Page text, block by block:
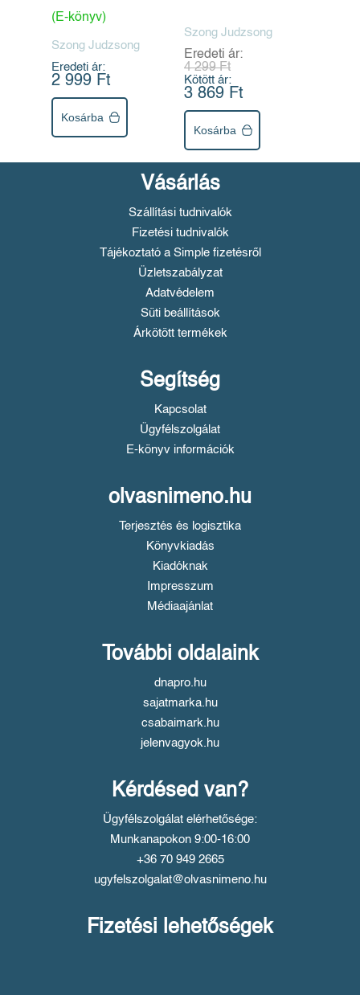
(E-könyv)
Szong Judzsong
Eredeti ár:
2 999 Ft
Kosárba
Szong Judzsong
Eredeti ár:
4 299 Ft
Kötött ár:
3 869 Ft
Kosárba
Vásárlás
Szállítási tudnivalók
Fizetési tudnivalók
Tájékoztató a Simple fizetésről
Üzletszabályzat
Adatvédelem
Süti beállítások
Árkötött termékek
Segítség
Kapcsolat
Ügyfélszolgálat
E-könyv információk
olvasnimeno.hu
Terjesztés és logisztika
Könyvkiadás
Kiadóknak
Impresszum
Médiaajánlat
További oldalaink
dnapro.hu
sajatmarka.hu
csabaimark.hu
jelenvagyok.hu
Kérdésed van?
Ügyfélszolgálat elérhetősége:
Munkanapokon 9:00-16:00
+36 70 949 2665
ugyfelszolgalat@olvasnimeno.hu
Fizetési lehetőségek